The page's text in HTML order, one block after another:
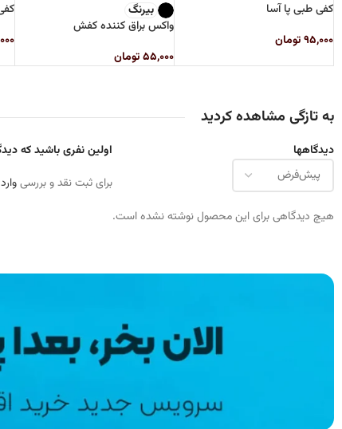
کفی طبی پا آسا
۹۵,۰۰۰تومان
بیرنگ
واکس براق کننده کفش
۵۵,۰۰۰تومان
به تازگی مشاهده کردید
دیدگاهها
هیچ دیدگاهی برای این محصول نوشته نشده است.
اولین نفری باشید که
برای ثبت نقد و بررسی